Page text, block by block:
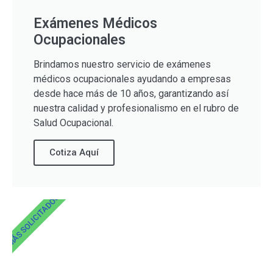
Exámenes Médicos
Ocupacionales
Brindamos nuestro servicio de exámenes
médicos ocupacionales ayudando a empresas
desde hace más de 10 años, garantizando así
nuestra calidad y profesionalismo en el rubro de
Salud Ocupacional.
Cotiza Aquí
MÁS SOLICITADOS